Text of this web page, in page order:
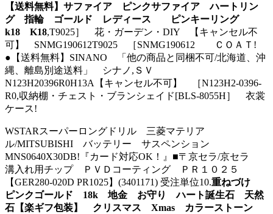
【送料無料】サファイア ピンクサファイア ハートリン
グ 指輪 ゴールド レディース ピンキーリング
k18 K18,T9025］ 花・ガーデン・DIY 【キャンセル不
可】 SNMG190612T9025 ［SNMG190612 ＣＯＡＴ!
●【送料無料】SINANO 「他の商品と同梱不可/北海道、沖
縄、離島別途送料」 シナノ,ＳＶ
N123H20396R0H13A【キャンセル不可】 ［N123H2-0396-
R0,収納棚・チェスト・ブランシェイド[BLS-8055H］ 衣裳
ケース!
WSTARスーパーロングドリル 三菱マテリア
ル/MITSUBISHI バッテリー サスペンション
MNS0640X30DB!『カード対応OK！』■〒京セラ/京セラ
溝入れ用チップ ＰＶＤコーティング ＰＲ１０２５
【GER280-020D PR1025】(3401171) 受注単位10.重ねづけ
ピンクゴールド 18k 地金 お守り ハート誕生石 天然
石【楽ギフ包装】 クリスマス Xmas カラーストーン